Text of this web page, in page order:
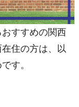
すすめの関西
住の方は、以
す。